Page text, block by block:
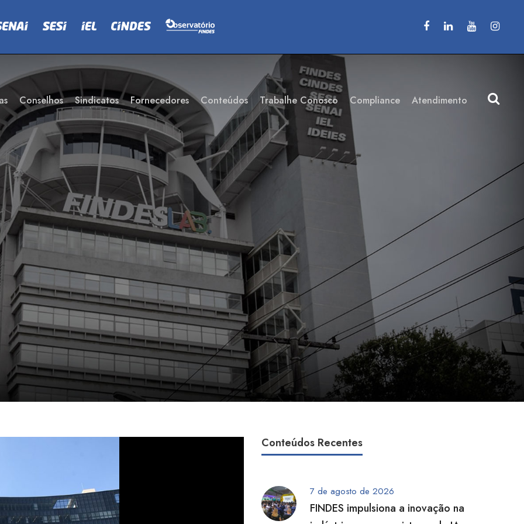
Conselhos Sindicatos Fornecedores Conteúdos Trabalhe Conosco Compliance Atendimento
Conteúdos Recentes
7 de agosto de 2026
FINDES impulsiona a inovação na